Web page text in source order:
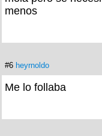
menos
#6 heyrnoldo
Me lo follaba